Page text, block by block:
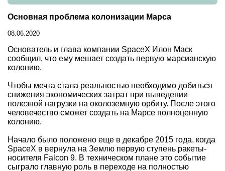
Основная проблема колонизации Марса
08.06.2020
Основатель и глава компании SpaceX Илон Маск
сообщил, что ему мешает создать первую марсианскую
колонию.
Чтобы мечта стала реальностью необходимо добиться
снижения экономических затрат при выведении
полезной нагрузки на околоземную орбиту. После этого
человечество сможет создать на Марсе полноценную
колонию.
Начало было положено еще в декабре 2015 года, когда
SpaceX в вернула на Землю первую ступень ракеты-
носителя Falcon 9. В техническом плане это событие
сыграло главную роль в переходе на полностью